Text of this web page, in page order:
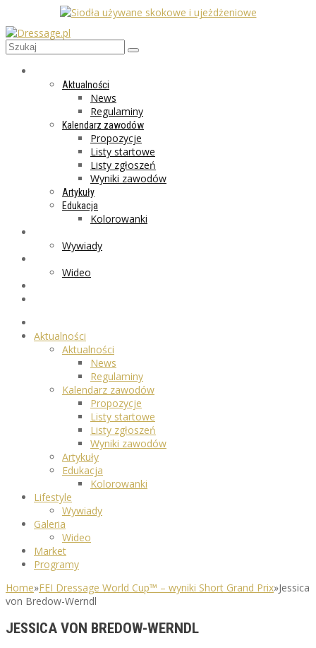
Aktualności
News
Regulaminy
Kalendarz zawodów
Propozycje
Listy startowe
Listy zgłoszeń
Wyniki zawodów
Artykuły
Edukacja
Kolorowanki
Wywiady
Wideo
Aktualności
Aktualności
News
Regulaminy
Kalendarz zawodów
Propozycje
Listy startowe
Listy zgłoszeń
Wyniki zawodów
Artykuły
Edukacja
Kolorowanki
Lifestyle
Wywiady
Galeria
Wideo
Market
Programy
Home»FEI Dressage World Cup™ – wyniki Short Grand Prix»Jessica
von Bredow-Werndl
JESSICA VON BREDOW-WERNDL